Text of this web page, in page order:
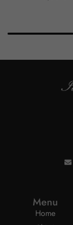
Menu
Home